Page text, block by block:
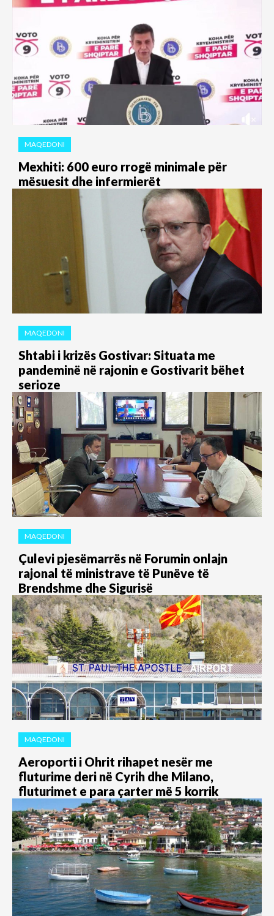
MAQEDONI
Mexhiti: 600 euro rrogë minimale për
mësuesit dhe infermierët
MAQEDONI
Shtabi i krizës Gostivar: Situata me
pandeminë në rajonin e Gostivarit bëhet
serioze
MAQEDONI
Çulevi pjesëmarrës në Forumin onlajn
rajonal të ministrave të Punëve të
Brendshme dhe Sigurisë
MAQEDONI
Aeroporti i Ohrit rihapet nesër me
fluturime deri në Cyrih dhe Milano,
fluturimet e para çarter më 5 korrik